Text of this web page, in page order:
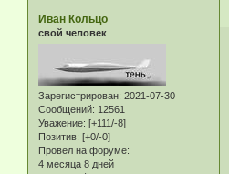
Иван Кольцо
свой человек
Зарегистрирован: 2021-07-30
Сообщений: 12561
Уважение: [+111/-8]
Позитив: [+0/-0]
Провел на форуме:
4 месяца 8 дней